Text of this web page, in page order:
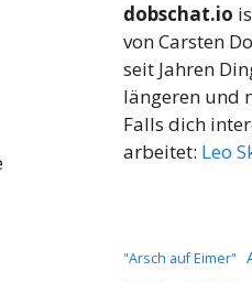
dobschat.io
von Carsten
seit Jahren
längeren und
Falls dich
arbeitet: Leo
"Arsch auf Eimer"